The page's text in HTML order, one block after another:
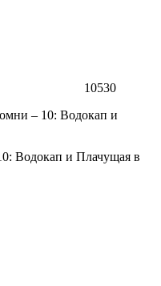
10530
Водокап и Плачущая в